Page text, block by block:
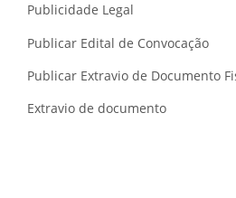
Publicidade Legal
Publicar Edital de Convocação
Publicar Extravio de Documento
Extravio de documento